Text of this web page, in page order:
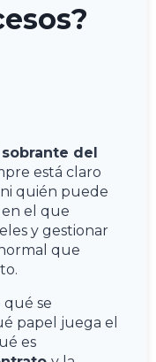
del
está claro
quién puede
el que
y gestionar
que
qué se
papel juega el
es